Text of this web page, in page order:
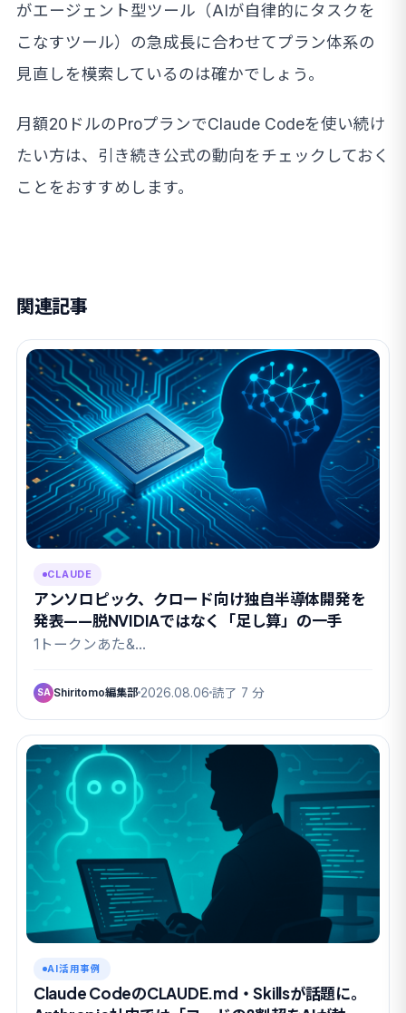
がエージェント型ツール（AIが自律的にタスクを
こなすツール）の急成長に合わせてプラン体系の
見直しを模索しているのは確かでしょう。
月額20ドルのProプランでClaude Codeを使い続け
たい方は、引き続き公式の動向をチェックしておく
ことをおすすめします。
関連記事
CLAUDE
アンソロピック、クロード向け独自半導体開発を
発表——脱NVIDIAではなく「足し算」の一手
1トークンあた&…
SA Shiritomo編集部 2026.08.06 読了 7 分
AI活用事例
Claude CodeのCLAUDE.md・Skillsが話題に。